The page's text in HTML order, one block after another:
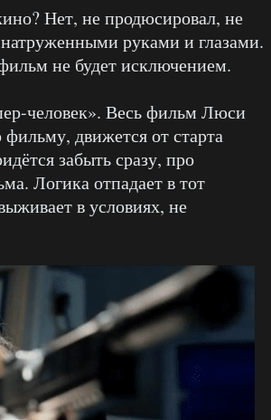
Нет, не продюсировал, не
руками и глазами.
не будет исключением.
человек». Весь фильм Люси
движется от старта
забыть сразу, про
Логика отпадает в тот
в условиях, не